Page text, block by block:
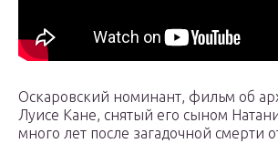
Оскаровский номинант, фильм об
Луисе Кане, снятый его сыном
много лет после загадочной смерти